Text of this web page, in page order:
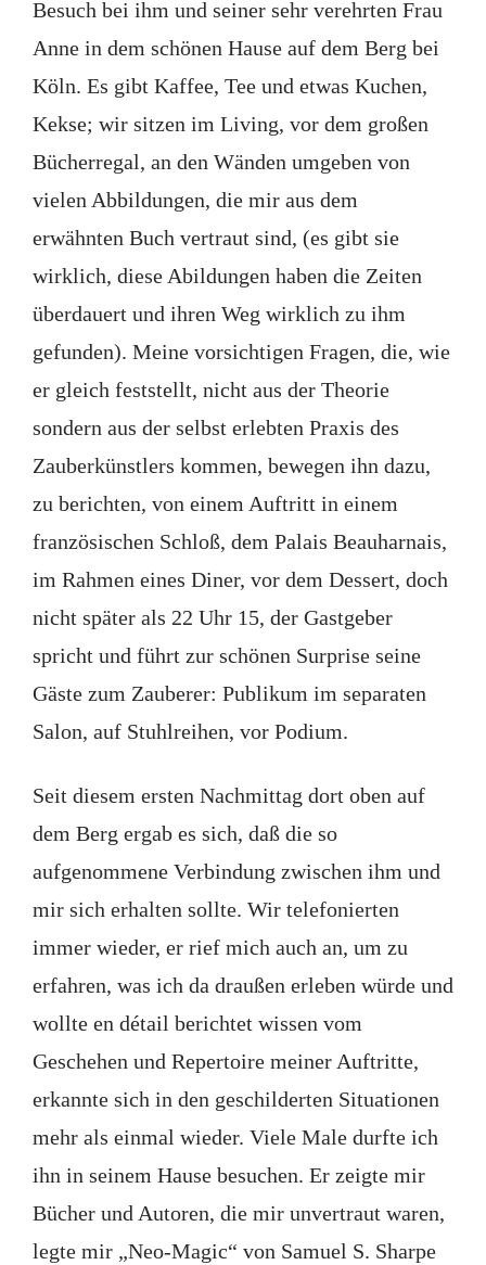
Besuch bei ihm und seiner sehr verehrten Frau
Anne in dem schönen Hause auf dem Berg bei
Köln. Es gibt Kaffee, Tee und etwas Kuchen,
Kekse; wir sitzen im Living, vor dem großen
Bücherregal, an den Wänden umgeben von
vielen Abbildungen, die mir aus dem
erwähnten Buch vertraut sind, (es gibt sie
wirklich, diese Abildungen haben die Zeiten
überdauert und ihren Weg wirklich zu ihm
gefunden). Meine vorsichtigen Fragen, die, wie
er gleich feststellt, nicht aus der Theorie
sondern aus der selbst erlebten Praxis des
Zauberkünstlers kommen, bewegen ihn dazu,
zu berichten, von einem Auftritt in einem
französischen Schloß, dem Palais Beauharnais,
im Rahmen eines Diner, vor dem Dessert, doch
nicht später als 22 Uhr 15, der Gastgeber
spricht und führt zur schönen Surprise seine
Gäste zum Zauberer: Publikum im separaten
Salon, auf Stuhlreihen, vor Podium.
Seit diesem ersten Nachmittag dort oben auf
dem Berg ergab es sich, daß die so
aufgenommene Verbindung zwischen ihm und
mir sich erhalten sollte. Wir telefonierten
immer wieder, er rief mich auch an, um zu
erfahren, was ich da draußen erleben würde und
wollte en détail berichtet wissen vom
Geschehen und Repertoire meiner Auftritte,
erkannte sich in den geschilderten Situationen
mehr als einmal wieder. Viele Male durfte ich
ihn in seinem Hause besuchen. Er zeigte mir
Bücher und Autoren, die mir unvertraut waren,
legte mir „Neo-Magic“ von Samuel S. Sharpe